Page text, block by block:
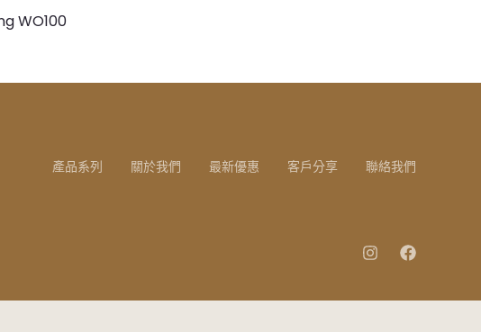
WO100
產品系列 關於我們 最新優惠 客戶分享 聯絡我們